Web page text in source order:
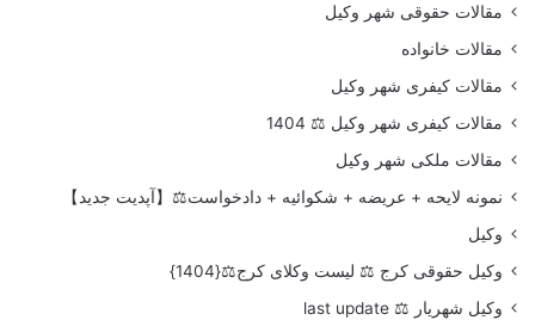
مقالات حقوقی شهر وکیل
مقالات خانواده
مقالات کیفری شهر وکیل
مقالات کیفری شهر وکیل ⚖️ 1404
مقالات ملکی شهر وکیل
نمونه لایحه + عریضه + شکوائیه + دادخواست⚖️【آپدیت جدید】
وکیل
وکیل حقوقی کرج ⚖️ لیست وکلای کرج⚖️{1404}
وکیل شهریار ⚖️ last update